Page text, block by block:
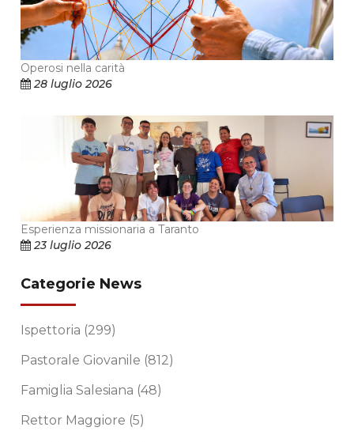
Operosi nella carità
28 luglio 2026
Esperienza missionaria a Taranto
23 luglio 2026
Categorie News
Ispettoria (299)
Pastorale Giovanile (812)
Famiglia Salesiana (48)
Rettor Maggiore (5)